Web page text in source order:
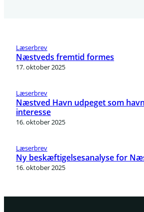
Læserbrev
Næstveds fremtid formes
17. oktober 2025
Læserbrev
Næstved Havn udpeget som
interesse
16. oktober 2025
Læserbrev
Ny beskæftigelsesanalyse for
16. oktober 2025